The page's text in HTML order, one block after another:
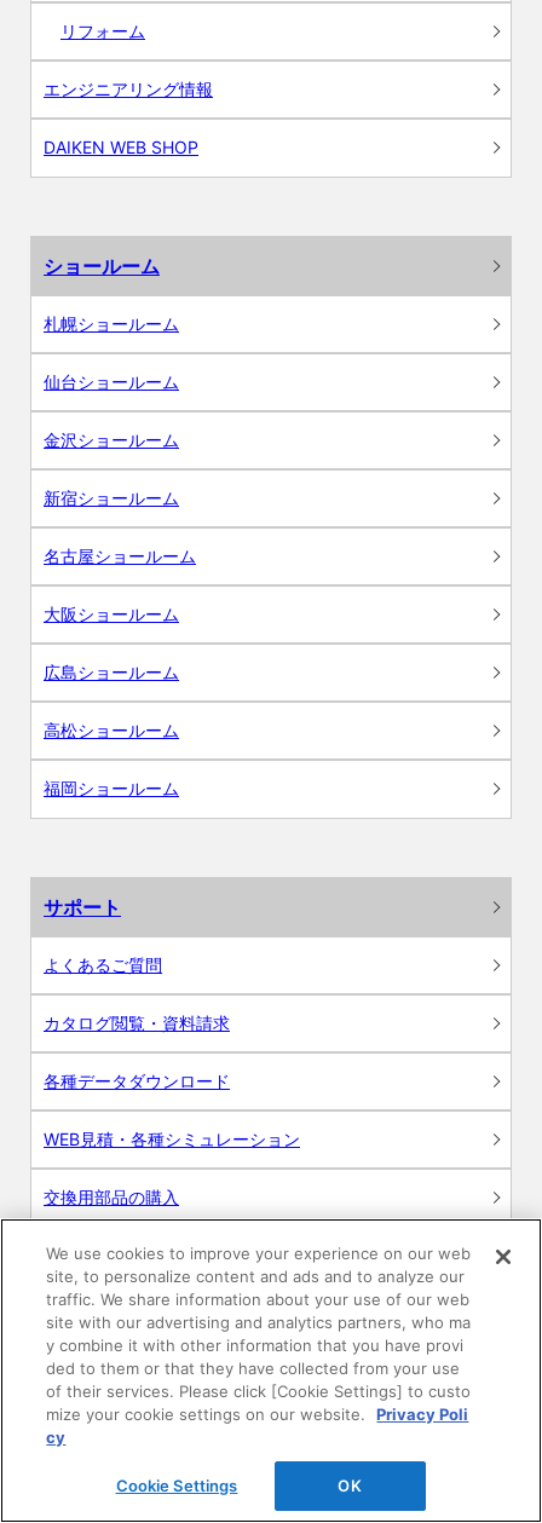
リフォーム
エンジニアリング情報
DAIKEN WEB SHOP
ショールーム
札幌ショールーム
仙台ショールーム
金沢ショールーム
新宿ショールーム
名古屋ショールーム
大阪ショールーム
広島ショールーム
高松ショールーム
福岡ショールーム
サポート
よくあるご質問
カタログ閲覧・資料請求
各種データダウンロード
WEB見積・各種シミュレーション
交換用部品の購入
修理・点検
お問い合わせ
ログイン
建築・設計関係者様向けサイト
ユーザー登録サービス
We use cookies to improve your experience on our web
site, to personalize content and ads and to analyze our
traffic. We share information about your use of our web
site with our advertising and analytics partners, who ma
y combine it with other information that you have provi
ded to them or that they have collected from your use
of their services. Please click [Cookie Settings] to custo
mize your cookie settings on our website.
Privacy Poli
cy
Cookie Settings OK